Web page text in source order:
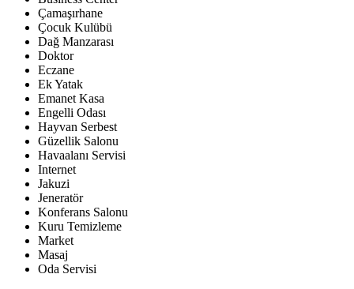
Çamaşırhane
Çocuk Kulübü
Dağ Manzarası
Doktor
Eczane
Ek Yatak
Emanet Kasa
Engelli Odası
Hayvan Serbest
Güzellik Salonu
Havaalanı Servisi
Internet
Jakuzi
Jeneratör
Konferans Salonu
Kuru Temizleme
Market
Masaj
Oda Servisi